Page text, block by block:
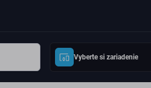
Vyberte si zariadenie